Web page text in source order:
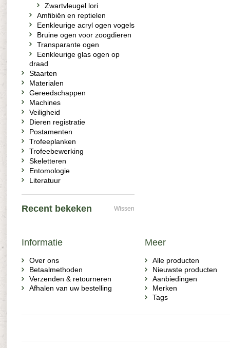
Zwartvleugel lori
Amfibiën en reptielen
Eenkleurige acryl ogen vogels
Bruine ogen voor zoogdieren
Transparante ogen
Eenkleurige glas ogen op
draad
Staarten
Materialen
Gereedschappen
Machines
Veiligheid
Dieren registratie
Postamenten
Trofeeplanken
Trofeebewerking
Skeletteren
Entomologie
Literatuur
Recent bekeken Wissen
Informatie
Over ons
Betaalmethoden
Verzenden & retourneren
Afhalen van uw bestelling
Meer
Alle producten
Nieuwste producten
Aanbiedingen
Merken
Tags